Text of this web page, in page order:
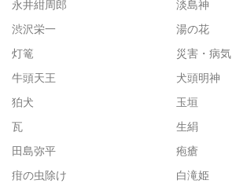
永井紺周郎
淡島神
渋沢栄一
湯の花
灯篭
災害・病気
牛頭天王
犬頭明神
狛犬
玉垣
瓦
生絹
田島弥平
疱瘡
疳の虫除け
白滝姫